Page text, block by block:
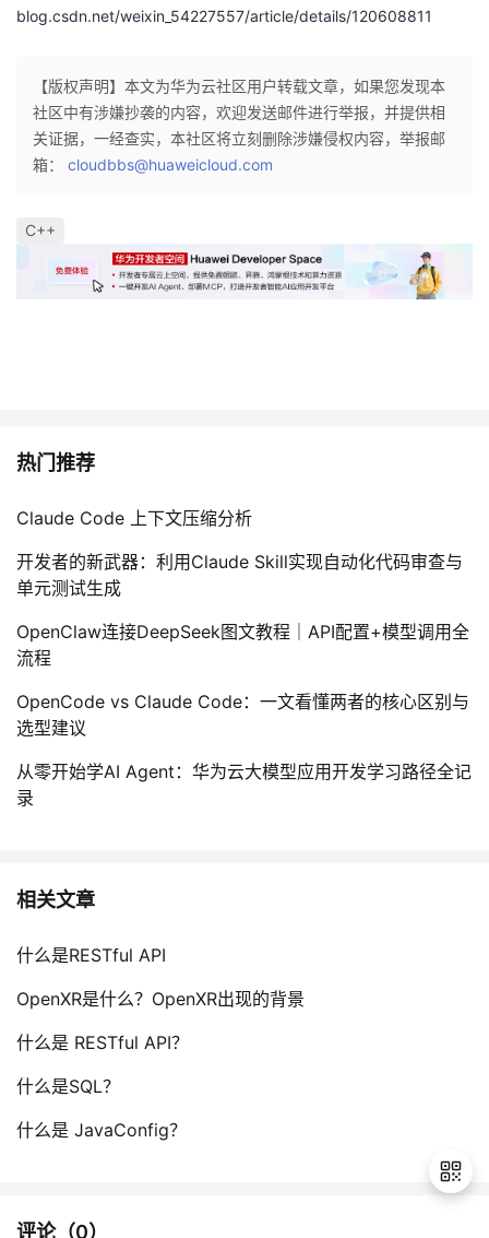
blog.csdn.net/weixin_54227557/article/details/120608811
【版权声明】本文为华为云社区用户转载文章，如果您发现本
社区中有涉嫌抄袭的内容，欢迎发送邮件进行举报，并提供相
关证据，一经查实，本社区将立刻删除涉嫌侵权内容，举报邮
箱： cloudbbs@huaweicloud.com
C++
热门推荐
Claude Code 上下文压缩分析
开发者的新武器：利用Claude Skill实现自动化代码审查与
单元测试生成
OpenClaw连接DeepSeek图文教程｜API配置+模型调用全
流程
OpenCode vs Claude Code：一文看懂两者的核心区别与
选型建议
从零开始学AI Agent：华为云大模型应用开发学习路径全记
录
相关文章
什么是RESTful API
OpenXR是什么？OpenXR出现的背景
什么是 RESTful API？
什么是SQL？
什么是 JavaConfig？
评论（0）